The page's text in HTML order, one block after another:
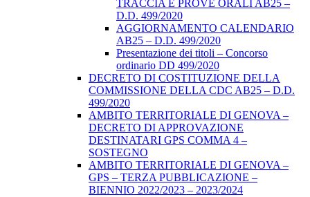
TRACCIA E PROVE ORALI AB25 –
D.D. 499/2020
AGGIORNAMENTO CALENDARIO
AB25 – D.D. 499/2020
Presentazione dei titoli – Concorso
ordinario DD 499/2020
DECRETO DI COSTITUZIONE DELLA
COMMISSIONE DELLA CDC AB25 – D.D.
499/2020
AMBITO TERRITORIALE DI GENOVA –
DECRETO DI APPROVAZIONE
DESTINATARI GPS COMMA 4 –
SOSTEGNO
AMBITO TERRITORIALE DI GENOVA –
GPS – TERZA PUBBLICAZIONE –
BIENNIO 2022/2023 – 2023/2024